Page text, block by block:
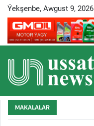
Ýekşenbe, Awgust 9, 2026
MAKALALAR